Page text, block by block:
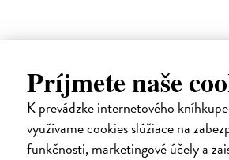
Príjmete naše
K prevádzke internetového
využívame cookies slúžiace na
funkčnosti, marketingové účely a
E-KNIHA